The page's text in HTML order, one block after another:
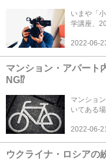
いまや「
学講座、
2022-06-
マンション・アパート
NG⁉
マンショ
いてある
2022-06-
ウクライナ・ロシアの